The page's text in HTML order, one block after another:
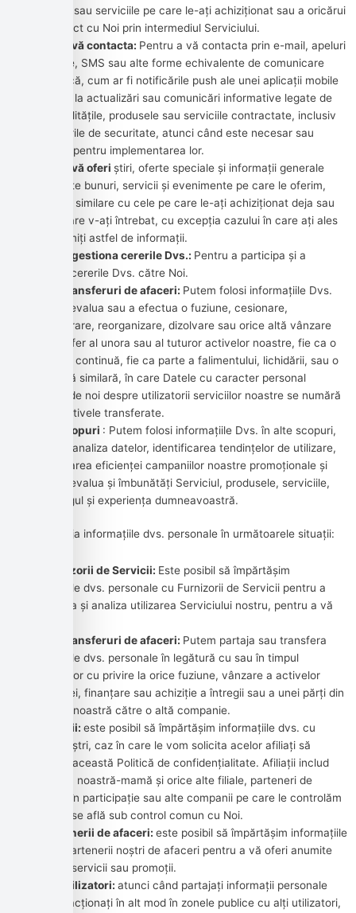
articolele sau serviciile pe care le-ați achiziționat sau a oricărui
alt contract cu Noi prin intermediul Serviciului.
Pentru a vă contacta: Pentru a vă contacta prin e-mail, apeluri
telefonice, SMS sau alte forme echivalente de comunicare
electronică, cum ar fi notificările push ale unei aplicații mobile
cu privire la actualizări sau comunicări informative legate de
funcționalitățile, produsele sau serviciile contractate, inclusiv
actualizările de securitate, atunci când este necesar sau
rezonabil pentru implementarea lor.
Pentru a vă oferi știri, oferte speciale și informații generale
despre alte bunuri, servicii și evenimente pe care le oferim,
care sunt similare cu cele pe care le-ați achiziționat deja sau
despre care v-ați întrebat, cu excepția cazului în care ați ales
să nu primiți astfel de informații.
Pentru a gestiona cererile Dvs.: Pentru a participa și a
gestiona cererile Dvs. către Noi.
Pentru transferuri de afaceri: Putem folosi informațiile Dvs.
pentru a evalua sau a efectua o fuziune, cesionare,
restructurare, reorganizare, dizolvare sau orice altă vânzare
sau transfer al unora sau al tuturor activelor noastre, fie ca o
activitate continuă, fie ca parte a falimentului, lichidării, sau o
procedură similară, în care Datele cu caracter personal
deținute de noi despre utilizatorii serviciilor noastre se numără
printre activele transferate.
În alte scopuri : Putem folosi informațiile Dvs. în alte scopuri,
cum ar fi analiza datelor, identificarea tendințelor de utilizare,
determinarea eficienței campaniilor noastre promoționale și
pentru a evalua și îmbunătăți Serviciul, produsele, serviciile,
marketingul și experiența dumneavoastră.
Putem partaja informațiile dvs. personale în următoarele situații:
Cu Furnizorii de Servicii: Este posibil să împărtășim
informațiile dvs. personale cu Furnizorii de Servicii pentru a
monitoriza și analiza utilizarea Serviciului nostru, pentru a vă
Pentru transferuri de afaceri: Putem partaja sau transfera
informațiile dvs. personale în legătură cu sau în timpul
negocierilor cu privire la orice fuziune, vânzare a activelor
Companiei, finanțare sau achiziție a întregii sau a unei părți din
afacerea noastră către o altă companie.
Cu afiliații: este posibil să împărtășim informațiile dvs. cu
afiliații noștri, caz în care le vom solicita acelor afiliați să
respecte această Politică de confidențialitate. Afiliații includ
compania noastră-mamă și orice alte filiale, parteneri de
asociere în participație sau alte companii pe care le controlăm
sau care se află sub control comun cu Noi.
Cu partenerii de afaceri: este posibil să împărtășim informațiile
dvs. cu partenerii noștri de afaceri pentru a vă oferi anumite
produse, servicii sau promoții.
Cu alți utilizatori: atunci când partajați informații personale
sau interacționați în alt mod în zonele publice cu alți utilizatori,